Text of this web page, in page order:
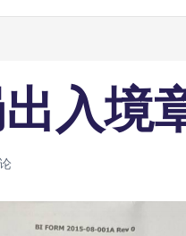
入境